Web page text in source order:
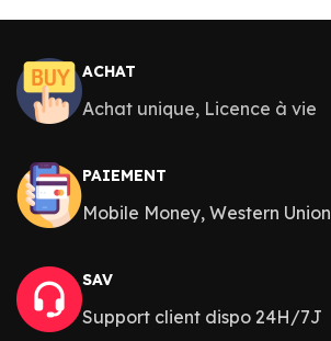
ACHAT
Achat unique, Licence à vie
PAIEMENT
Mobile Money, Western Union
SAV
Support client dispo 24H/7J